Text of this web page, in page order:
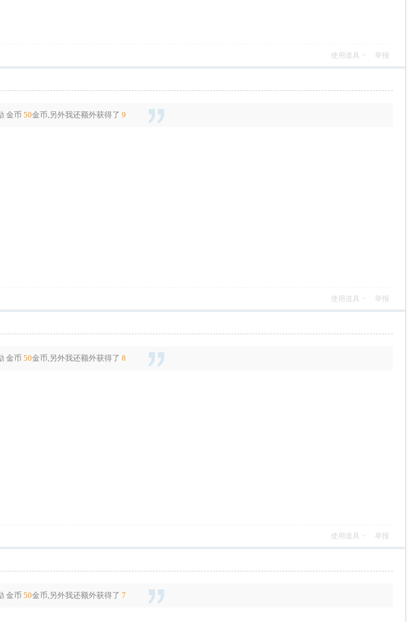
使用道具 举报
金币50金币,另外我还额外获得了 9
使用道具 举报
金币50金币,另外我还额外获得了 8
使用道具 举报
金币50金币,另外我还额外获得了 7